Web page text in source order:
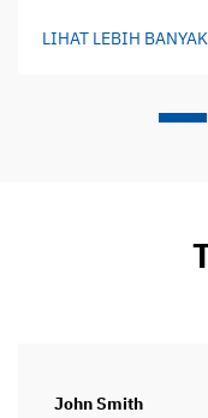
terhadap cara pemain...
LIHAT LEBIH BANYAK
John Smith